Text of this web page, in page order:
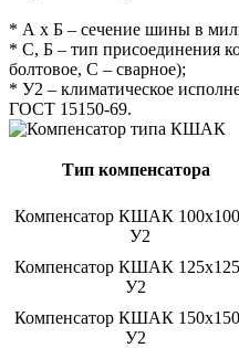
* А х Б – сечение шины в
* С, Б – тип присоединения
болтовое, С – сварное);
* У2 – климатическое
ГОСТ 15150-69.
Тип компенсатора
Компенсатор КШАК
У2
Компенсатор КШАК
У2
Компенсатор КШАК
У2